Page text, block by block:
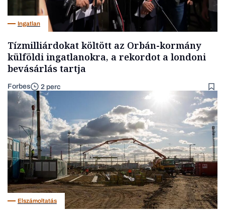
Ingatlan
Tízmilliárdokat költött az Orbán-kormány
külföldi ingatlanokra, a rekordot a londoni
bevásárlás tartja
Forbes 2 perc
Elszámoltatás